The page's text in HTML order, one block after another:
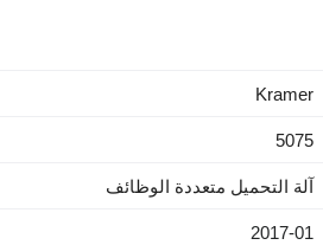
Kramer
5075
آلة التحميل متعددة الوظائف
2017-01